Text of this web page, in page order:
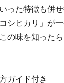
った特徴も併
シヒカリ」が
の味を知った
ガイド付き